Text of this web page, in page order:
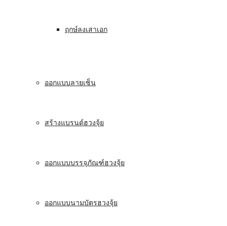
ฤกษ์ลงเสาเอก
ออกแบบลายเซ็น
สร้างแบรนด์ฮวงจุ้ย
ออกแบบบรรจุภัณฑ์ฮวงจุ้ย
ออกแบบนามบัตรฮวงจุ้ย